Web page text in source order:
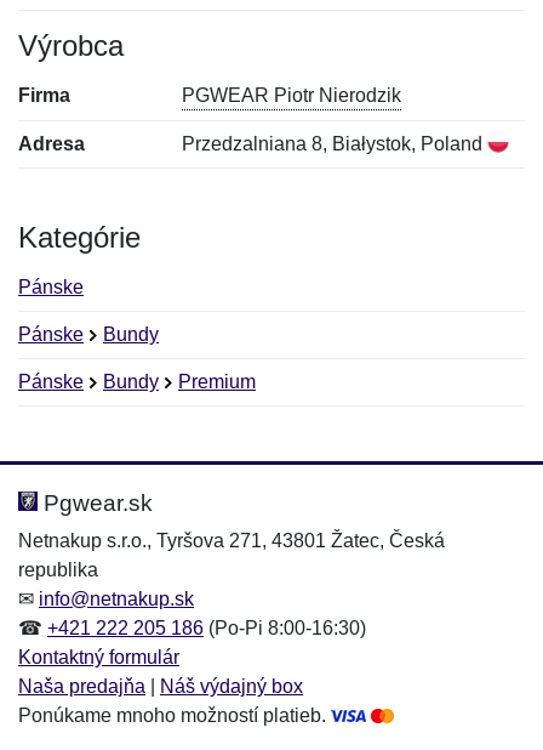
Výrobca
Firma PGWEAR Piotr Nierodzik
Adresa Przedzalniana 8, Białystok, Poland
Kategórie
Pánske
Pánske Bundy
Pánske Bundy Premium
Hodnotenie:
Meno:*
E-mail:
Meno:
E-mail:*
Správa*
Pgwear.sk
Netnakup s.r.o., Tyršova 271, 43801 Žatec, Česká
republika
✉ info@netnakup.sk
☎ +421 222 205 186 (Po-Pi 8:00-16:30)
Kontaktný formulár
Naša predajňa
Náš výdajný box
Ponúkame mnoho možností platieb.